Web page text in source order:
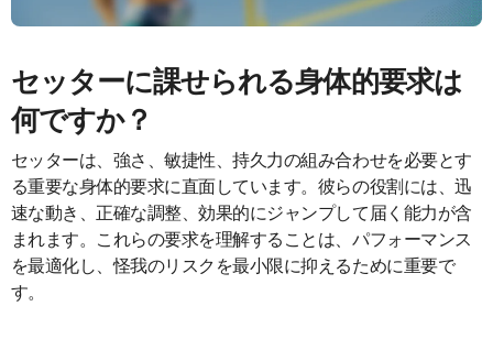
セッターに課せられる身体的要求は
何ですか？
セッターは、強さ、敏捷性、持久力の組み合わせを必要とす
る重要な身体的要求に直面しています。彼らの役割には、迅
速な動き、正確な調整、効果的にジャンプして届く能力が含
まれます。これらの要求を理解することは、パフォーマンス
を最適化し、怪我のリスクを最小限に抑えるために重要で
す。